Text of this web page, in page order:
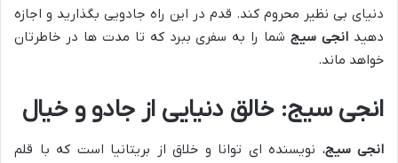
دنیای بی نظیر محروم کند. قدم در این راه جادویی بگذارید و اجازه
دهید انجی سیجشما را به سفری ببرد که تا مدت ها در خاطرتان
خواهد ماند.
انجی سیج: خالق دنیایی از جادو و خیال
انجی سیج، نویسنده ای توانا و خلاق از بریتانیا است که با قلم